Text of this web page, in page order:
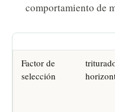
comportamiento de
Factor de
selección